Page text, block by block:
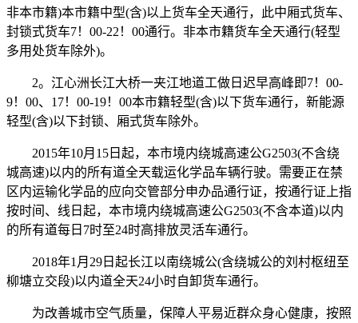
非本市籍)本市籍中型(含)以上货车全天通行，此中厢式货车、
封锁式货车7！00-22！00通行。非本市籍货车全天通行(轻型
多用处货车除外)。
2。江心洲长江大桥一夹江地道工做日迟早高峰即7！00-
9！00、17！00-19！00本市籍轻型(含)以下货车通行，新能源
轻型(含)以下封锁、厢式货车除外。
2015年10月15日起，本市境内绕城高速公G2503(不含绕
城高速)以内的所有道全天载运化学品车辆行驶。需要正在禁
区内运输化学品的应向交管部分申办品通行证，按通行证上指
按时间、线日起，本市境内绕城高速公G2503(不含本道)以内
的所有道每日7时至24时高排放灵活车通行。
2018年1月29日起长江以南绕城公(含绕城公的刘村枢纽至
柳塘立交段)以内道全天24小时自卸货车通行。
为改善城市空气质量，保障人平易近群众身心健康，按照